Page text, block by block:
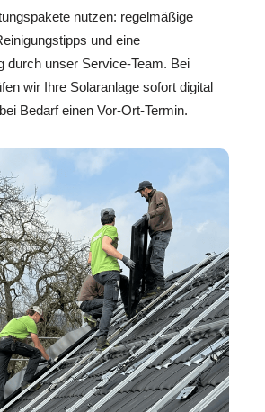
nutzen: regelmäßige
und eine
durch unser Service-Team. Bei
wir Ihre Solaranlage sofort digital
Bedarf einen Vor-Ort-Termin.